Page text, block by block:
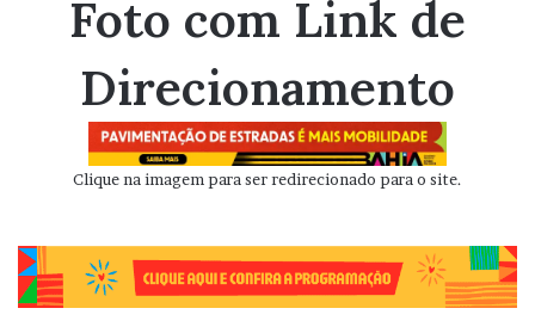
Foto com Link de
Direcionamento
Clique na imagem para ser redirecionado para o site.